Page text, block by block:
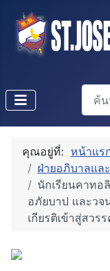
การค้
คุณอยู่ที่: หน้าแร
ฝ่ายอภิบาลแล
นักเรียนคาทอ
อภัยบาป และวจ
เกียรติเข้าสู่สว